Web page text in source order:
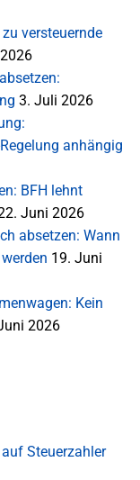
versteuernde
3. Juli 2026
anhängig
BFH lehnt
Juni 2026
absetzen: Wann
19. Juni
Kein
2026
Steuerzahler